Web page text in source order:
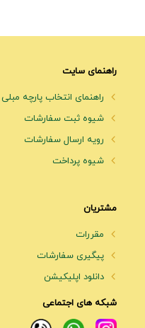
راهنمای سایت
راهنمای انتخاب پارچه مبلی
شیوه ثبت سفارشات
رویه ارسال سفارشات
شیوه پرداخت
مشتریان
مقررات
پیگیری سفارشات
دانلود اپلیکیشن
شبکه های اجتماعی